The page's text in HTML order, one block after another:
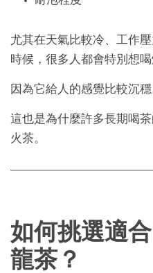
尤其在天氣比較冷、工作
時候，很多人都會特別想喝
因為它給人的感覺比較沉穩
這也是為什麼許多長期喝
火茶。
如何挑選適
龍茶？